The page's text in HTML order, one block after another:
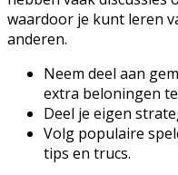
waardoor je kunt leren
anderen.
Neem deel aan
extra beloningen
Deel je eigen
Volg populaire
tips en trucs.